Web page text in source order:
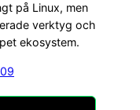
på Linux, men
verktyg och
ekosystem.